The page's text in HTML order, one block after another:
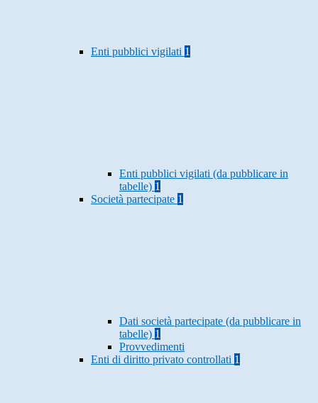
Enti pubblici vigilati 1
Enti pubblici vigilati (da pubblicare in
tabelle) 1
Società partecipate 1
Dati società partecipate (da pubblicare in
tabelle) 1
Provvedimenti
Enti di diritto privato controllati 1